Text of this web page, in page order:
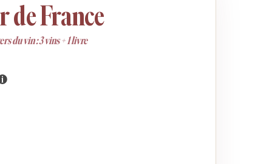
de France
du vin : 3 vins + 1 livre